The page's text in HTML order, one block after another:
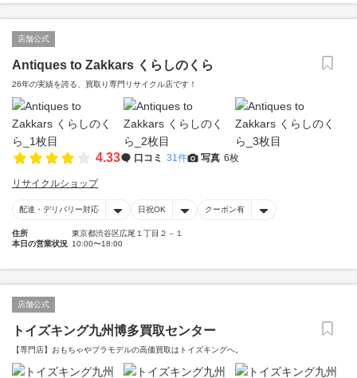
店舗公式
Antiques to Zakkars くらしのくら
26年の実績を誇る、買取り専門リサイクル店です！
4.33 口コミ 31件 写真 6枚
リサイクルショップ
配達・デリバリー対応 日祝OK クーポン有
住所
東京都渋谷区広尾１丁目２－１
本日の営業状況 10:00〜18:00
店舗公式
トイズキング九州博多買取センター
【専門店】おもちゃやプラモデルの高価買取はトイズキングへ。‎